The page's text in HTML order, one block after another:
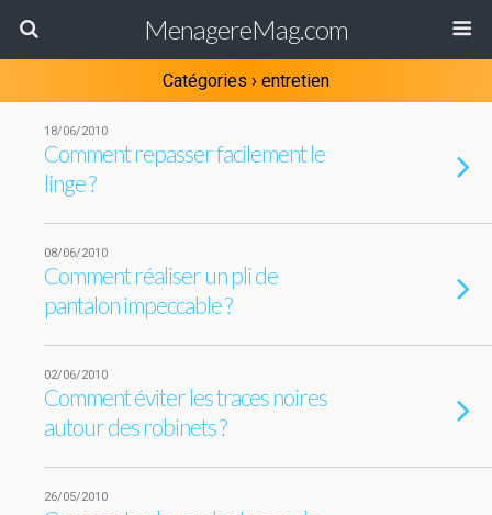
MenagereMag.com
Catégories › entretien
18/06/2010
Comment repasser facilement le
linge ?
08/06/2010
Comment réaliser un pli de
pantalon impeccable ?
02/06/2010
Comment éviter les traces noires
autour des robinets ?
26/05/2010